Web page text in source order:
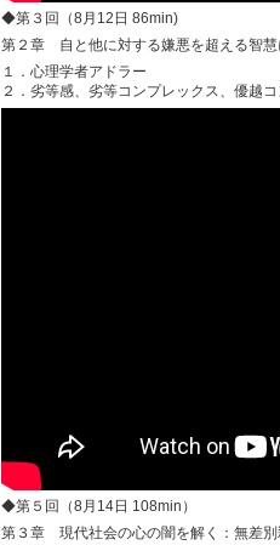
◆第３回（8月12日 86min)
第２章 自と他に対する嫌悪を超える智慧
１．心理学者アドラー
２．劣等感、劣等コンプレックス、優越
◆第５回（8月14日 108min）
第３章 現代社会の心の闇を解く：無差別